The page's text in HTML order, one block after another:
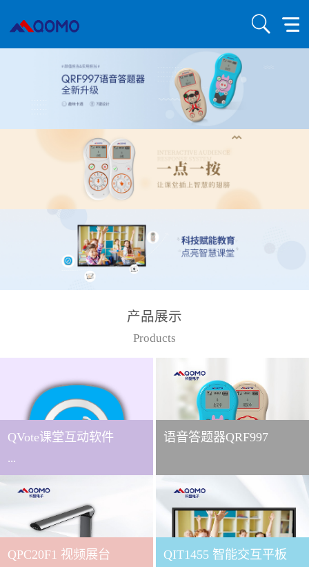
产品展示
Products
QVote课堂互动软件
...
下载QVote授课软件课堂互
动的质量直接影响教学效
果与学生参与度。作为
语音答题器QRF997
QPC20F1 视频展台 QIT1455 智能交互平板